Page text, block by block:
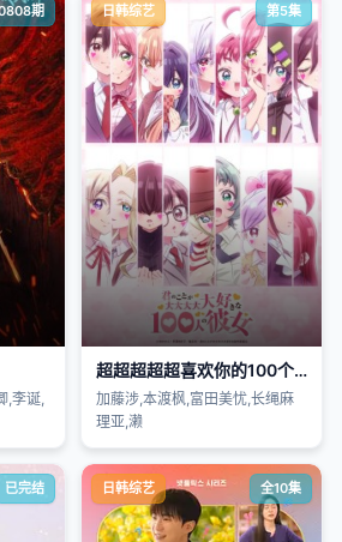
期
,李诞,
日韩综艺 第5集
超超超超超喜欢你的100个女朋友第三季
加藤涉,本渡枫,富田美忧,长绳麻
理亚,濑
已完结 日韩综艺 全10集